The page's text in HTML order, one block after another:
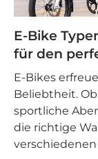
E-Bike
für den
E-Bikes
Beliebtheit.
sportliche
die richtige
verschiedenen